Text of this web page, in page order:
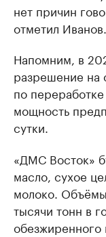
нет причин
отметил Иванов.
Напомним, в
разрешение на
по
мощность
сутки.
«ДМС Восток»
масло, сухое
молоко.
тысячи тонн в